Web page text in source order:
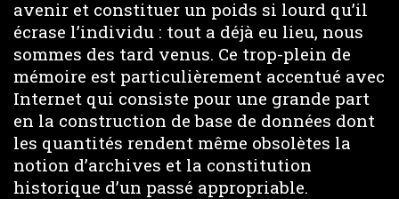
avenir et constituer un poids si lourd qu’il
écrase l’individu : tout a déjà eu lieu, nous
sommes des tard venus. Ce trop-plein de
mémoire est particulièrement accentué avec
Internet qui consiste pour une grande part
en la construction de base de données dont
les quantités rendent même obsolètes la
notion d’archives et la constitution
historique d’un passé appropriable.